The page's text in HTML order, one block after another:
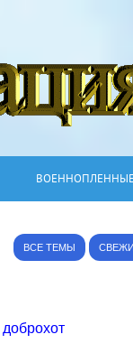
ВСЕ ТЕМЫ
доброхот